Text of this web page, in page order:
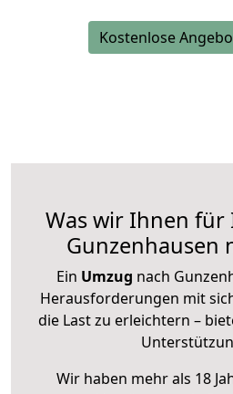
Kostenlose
Was wir Ihnen für
Gunzenhausen
Ein Umzug nach
Herausforderungen mit
die Last zu erleichtern –
Wir haben mehr als 18